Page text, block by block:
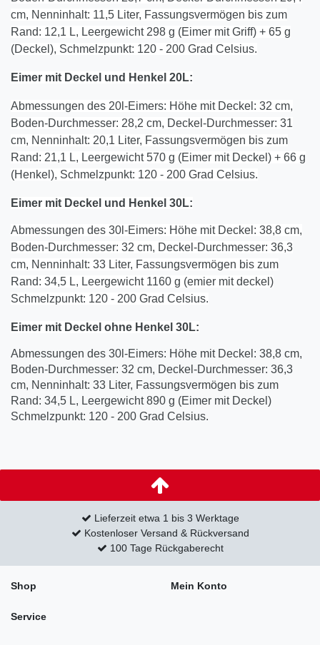
cm, Nenninhalt: 11,5 Liter, Fassungsvermögen bis zum
Rand: 12,1 L, Leergewicht 298 g (Eimer mit Griff) + 65 g
(Deckel), Schmelzpunkt: 120 - 200 Grad Celsius.
Eimer mit Deckel und Henkel 20L:
Abmessungen des 20l-Eimers: Höhe mit Deckel: 32 cm,
Boden-Durchmesser: 28,2 cm, Deckel-Durchmesser: 31
cm, Nenninhalt: 20,1 Liter, Fassungsvermögen bis zum
Rand: 21,1 L, Leergewicht 570 g (Eimer mit Deckel) + 66 g
(Henkel), Schmelzpunkt: 120 - 200 Grad Celsius.
Eimer mit Deckel und Henkel 30L:
Abmessungen des 30l-Eimers: Höhe mit Deckel: 38,8 cm,
Boden-Durchmesser: 32 cm, Deckel-Durchmesser: 36,3
cm, Nenninhalt: 33 Liter, Fassungsvermögen bis zum
Rand: 34,5 L, Leergewicht 1160 g (emier mit deckel)
Schmelzpunkt: 120 - 200 Grad Celsius.
Eimer mit Deckel ohne Henkel 30L:
Abmessungen des 30l-Eimers: Höhe mit Deckel: 38,8 cm,
Boden-Durchmesser: 32 cm, Deckel-Durchmesser: 36,3
cm, Nenninhalt: 33 Liter, Fassungsvermögen bis zum
Rand: 34,5 L, Leergewicht 890 g (Eimer mit Deckel)
Schmelzpunkt: 120 - 200 Grad Celsius.
Lieferzeit etwa 1 bis 3 Werktage
Kostenloser Versand & Rückversand
100 Tage Rückgaberecht
Shop Mein Konto
Service